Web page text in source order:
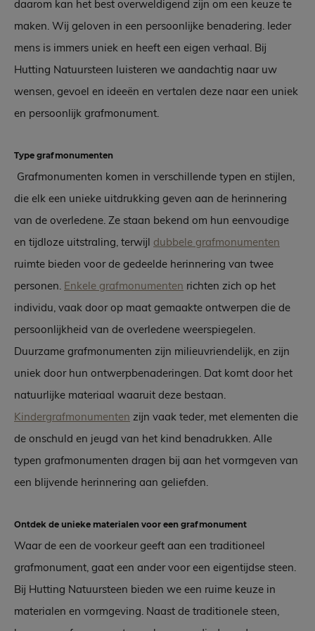
daarom kan het best overweldigend zijn om een keuze te
maken. Wij geloven in een persoonlijke benadering. Ieder
mens is immers uniek en heeft een eigen verhaal. Bij
Hutting Natuursteen luisteren we aandachtig naar uw
wensen, gevoel en ideeën en vertalen deze naar een uniek
en persoonlijk grafmonument.
Type grafmonumenten
Grafmonumenten komen in verschillende typen en stijlen,
die elk een unieke uitdrukking geven aan de herinnering
van de overledene. Ze staan bekend om hun eenvoudige
en tijdloze uitstraling, terwijl dubbele grafmonumenten
ruimte bieden voor de gedeelde herinnering van twee
personen. Enkele grafmonumenten richten zich op het
individu, vaak door op maat gemaakte ontwerpen die de
persoonlijkheid van de overledene weerspiegelen.
Duurzame grafmonumenten zijn milieuvriendelijk, en zijn
uniek door hun ontwerpbenaderingen. Dat komt door het
natuurlijke materiaal waaruit deze bestaan.
Kindergrafmonumenten zijn vaak teder, met elementen die
de onschuld en jeugd van het kind benadrukken. Alle
typen grafmonumenten dragen bij aan het vormgeven van
een blijvende herinnering aan geliefden.
Ontdek de unieke materialen voor een grafmonument
Waar de een de voorkeur geeft aan een traditioneel
grafmonument, gaat een ander voor een eigentijdse steen.
Bij Hutting Natuursteen bieden we een ruime keuze in
materialen en vormgeving. Naast de traditionele steen,